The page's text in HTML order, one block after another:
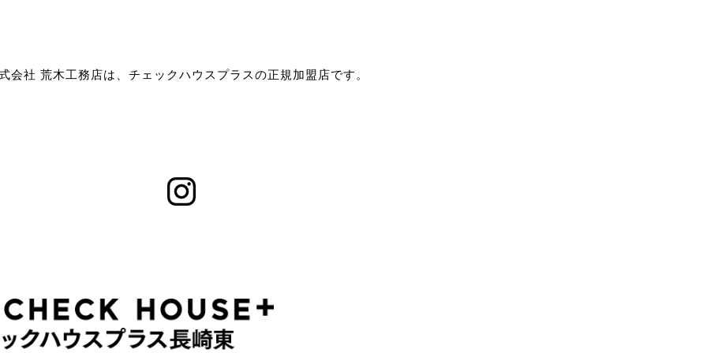
会社 荒木工務店は、チェックハウスプラスの正規加盟店です。